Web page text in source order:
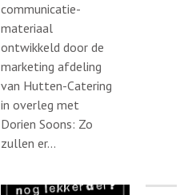
communicatie-
materiaal
ontwikkeld door de
marketing afdeling
van Hutten-Catering
in overleg met
Dorien Soons: Zo
zullen er...